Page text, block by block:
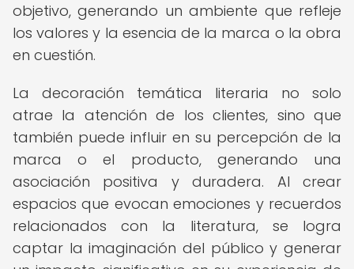
objetivo, generando un ambiente que refleje
los valores y la esencia de la marca o la obra
en cuestión.
La decoración temática literaria no solo
atrae la atención de los clientes, sino que
también puede influir en su percepción de la
marca o el producto, generando una
asociación positiva y duradera. Al crear
espacios que evocan emociones y recuerdos
relacionados con la literatura, se logra
captar la imaginación del público y generar